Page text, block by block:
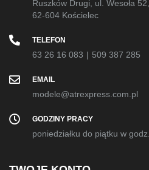
Ruszków Drugi, ul. Wesoła 52,
62-604 Kościelec
TELEFON
63 26 16 083 | 509 387 285
EMAIL
modele@atrexpress.com.pl
GODZINY PRACY
poniedziałku do piątku w